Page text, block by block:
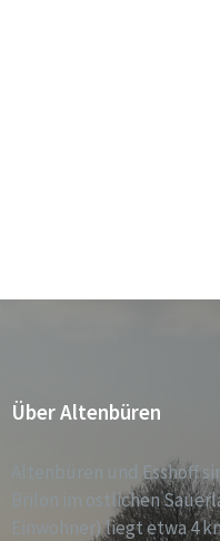
Über Altenbüren
Altenbüren und Esshoff
Brilon im östlichen
Einwohner) liegt etwa 4